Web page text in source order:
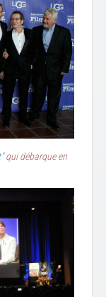
" qui débarque en